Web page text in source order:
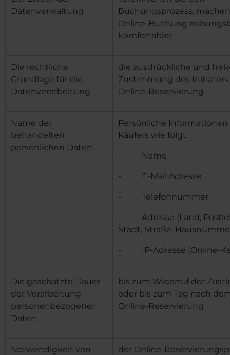
Datenverwaltung
Buchungsprozess,
Online-Buchung
komfortabler
Die rechtliche
Grundlage für die
Datenverarbeitung
die ausdrückliche und
Zustimmung des Initiators
Online-Reservierung
Name der
behandelten
persönlichen Daten
Persönliche Informationen
Käufers wie folgt
- Name
- E-Mail Adresse
- Telefonnummer
- Adresse (Land,
Stadt, Straße,
- IP-Adresse (Online-
Die geschätzte Dauer
der Verarbeitung
personenbezogener
Daten
bis zum Widerruf der
oder bis zum Tag nach
Online-Reservierung
Notwendigkeit von
der Online-